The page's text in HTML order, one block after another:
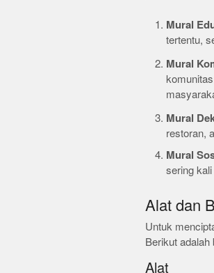
Mural
tertentu,
Mural
Mural
restoran,
Mural
sering
Alat dan
Untuk
Berikut adalah
Alat